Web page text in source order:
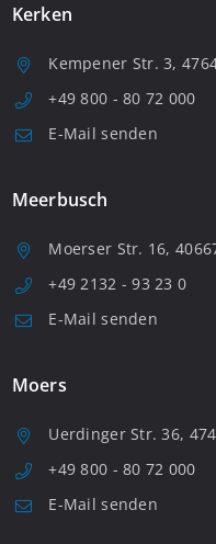
Kerken
Kempener Str. 3,
+49 800 - 80 72 000
E-Mail senden
Meerbusch
Moerser Str. 16,
+49 2132 - 93 23 0
E-Mail senden
Moers
Uerdinger Str. 36,
+49 800 - 80 72 000
E-Mail senden